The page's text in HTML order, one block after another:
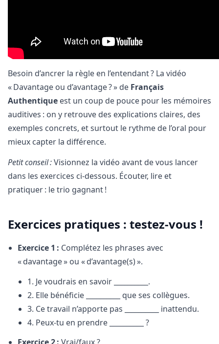
Besoin d’ancrer la règle en l’entendant ? La vidéo
« Davantage ou d’avantage ? » de Français
Authentique est un coup de pouce pour les mémoires
auditives : on y retrouve des explications claires, des
exemples concrets, et surtout le rythme de l’oral pour
mieux capter la différence.
Petit conseil :Visionnez la vidéo avant de vous lancer
dans les exercices ci-dessous. Écouter, lire et
pratiquer : le trio gagnant !
Exercices pratiques : testez-vous !
Exercice 1 : Complétez les phrases avec
« davantage » ou « d’avantage(s) ».
1. Je voudrais en savoir __________.
2. Elle bénéficie __________ que ses collègues.
3. Ce travail n’apporte pas __________ inattendu.
4. Peux-tu en prendre __________ ?